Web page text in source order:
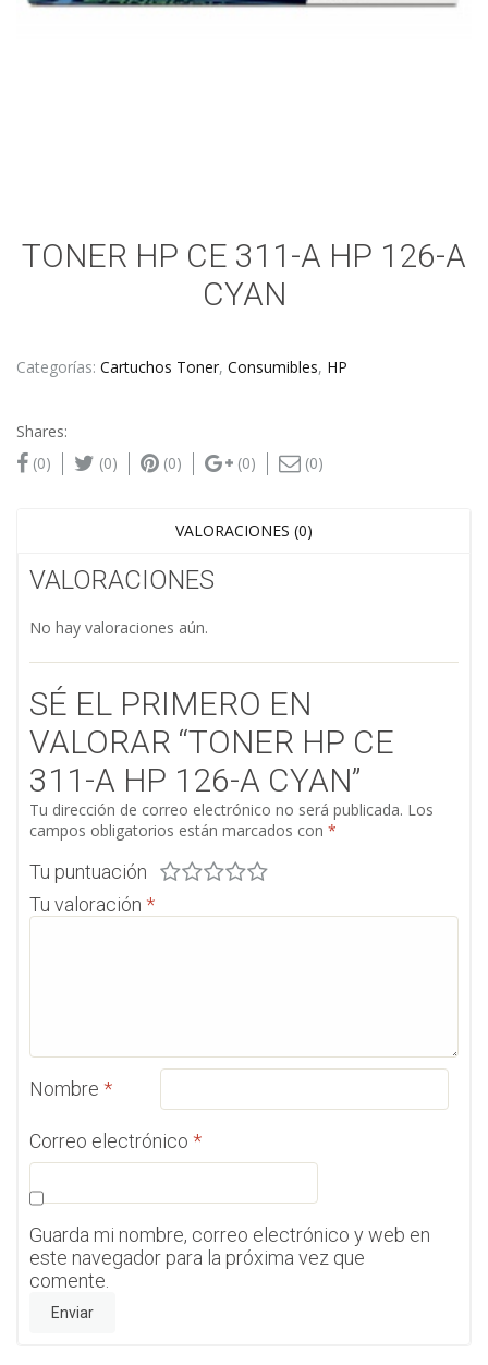
TONER HP CE 311-A HP 126-A
CYAN
Categorías: Cartuchos Toner, Consumibles, HP
Shares:
(0)
(0) (0) (0) (0)
VALORACIONES (0)
VALORACIONES
No hay valoraciones aún.
SÉ EL PRIMERO EN
VALORAR “TONER HP CE
311-A HP 126-A CYAN”
Tu dirección de correo electrónico no será publicada. Los
campos obligatorios están marcados con *
Tu puntuación
Tu valoración *
Nombre *
Correo electrónico *
Guarda mi nombre, correo electrónico y web en
este navegador para la próxima vez que
comente.